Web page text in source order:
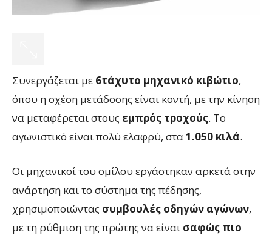
Συνεργάζεται με 6τάχυτο μηχανικό κιβώτιο,
όπου η σχέση μετάδοσης είναι κοντή, με την κίνηση
να μεταφέρεται στους εμπρός τροχούς. Το
αγωνιστικό είναι πολύ ελαφρύ, στα1.050 κιλά.
Οι μηχανικοί του ομίλου εργάστηκαν αρκετά στην
ανάρτηση και το σύστημα της πέδησης,
χρησιμοποιώντας συμβουλές οδηγών αγώνων,
με τη ρύθμιση της πρώτης να είναι σαφώς πιο